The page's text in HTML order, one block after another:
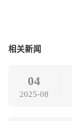
相关新闻
04
2025-08